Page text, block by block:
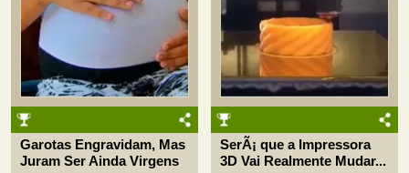
Garotas Engravidam, Mas
Juram Ser Ainda Virgens
SerÃ¡ que a Impressora
3D Vai Realmente Mudar...